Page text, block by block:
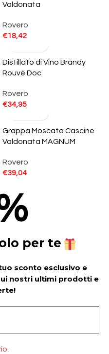
Valdonata
Rovero
€18,42
Distillato di Vino Brandy
Rouvè Doc
Rovero
€34,95
Grappa Moscato Cascine
Valdonata MAGNUM
Rovero
€39,04
per te
sconto esclusivo e
nostri ultimi prodotti e